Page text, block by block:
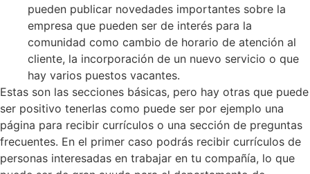
pueden publicar novedades importantes sobre la
empresa que pueden ser de interés para la
comunidad como cambio de horario de atención al
cliente, la incorporación de un nuevo servicio o que
hay varios puestos vacantes.
Estas son las secciones básicas, pero hay otras que puede
ser positivo tenerlas como puede ser por ejemplo una
página para recibir currículos o una sección de preguntas
frecuentes. En el primer caso podrás recibir currículos de
personas interesadas en trabajar en tu compañía, lo que